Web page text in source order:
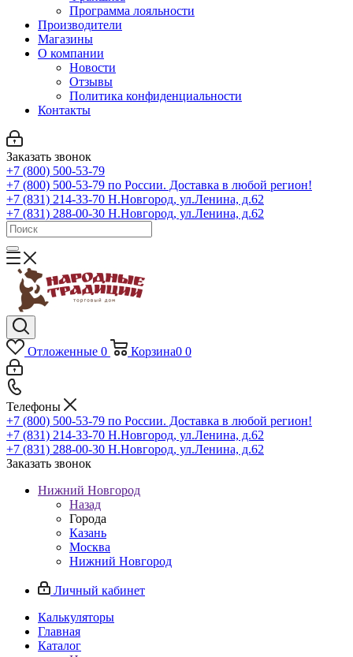
Программа лояльности
Производители
Магазины
О компании
Новости
Отзывы
Политика конфиденциальности
Контакты
Заказать звонок
+7 (800) 500-53-79
+7 (800) 500-53-79 по России. Доставка в любой регион!
+7 (831) 214-33-70 Н.Новгород, ул.Ленина, д.62
+7 (831) 288-00-30 Н.Новгород, ул.Ленина, д.62
Отложенные 0 Корзина0 0
Телефоны
+7 (800) 500-53-79 по России. Доставка в любой регион!
+7 (831) 214-33-70 Н.Новгород, ул.Ленина, д.62
+7 (831) 288-00-30 Н.Новгород, ул.Ленина, д.62
Заказать звонок
Нижний Новгород
Назад
Города
Казань
Москва
Нижний Новгород
Личный кабинет
Калькуляторы
Главная
Каталог